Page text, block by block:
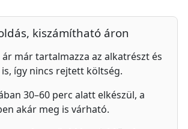
kiszámítható áron
már tartalmazza az alkatrészt és
így nincs rejtett költség.
30–60 perc alatt elkészül, a
akár meg is várható.